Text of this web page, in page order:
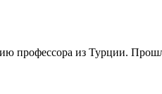
профессора из Турции.